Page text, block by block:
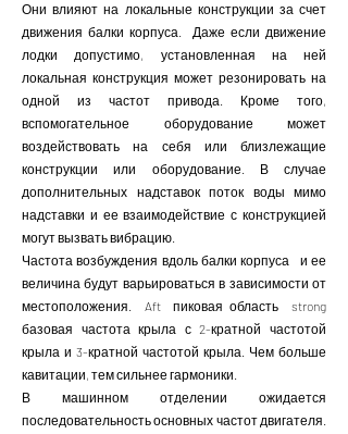
Они влияют на локальные конструкции за счет
движения балки корпуса. Даже если движение
лодки допустимо, установленная на ней
локальная конструкция может резонировать на
одной из частот привода. Кроме того,
вспомогательное оборудование может
воздействовать на себя или близлежащие
конструкции или оборудование. В случае
дополнительных надставок поток воды мимо
надставки и ее взаимодействие с конструкцией
могут вызвать вибрацию.
Частота возбуждения вдоль балки корпуса и ее
величина будут варьироваться в зависимости от
местоположения. Aft пиковая область strong
базовая частота крыла с 2-кратной частотой
крыла и 3-кратной частотой крыла. Чем больше
кавитации, тем сильнее гармоники.
В машинном отделении ожидается
последовательность основных частот двигателя.